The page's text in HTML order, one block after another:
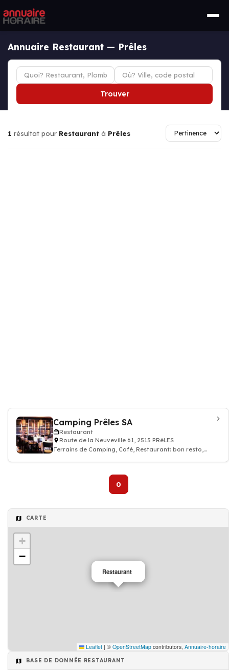
Annuaire Restaurant — Prêles
Trouver
1 résultat pour Restaurant à Prêles
Camping Prêles SA
Restaurant
Route de la Neuveville 61, 2515 PRêLES
Terrains de Camping, Café, Restaurant: bon resto,
0
CARTE
Restaurant
+
−
Leaflet | © OpenStreetMap contributors, Annuaire-horaire
BASE DE DONNÉE RESTAURANT